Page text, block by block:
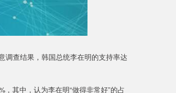
查结果，韩国总统李在明的支持率达
其中，认为李在明“做得非常好”的占